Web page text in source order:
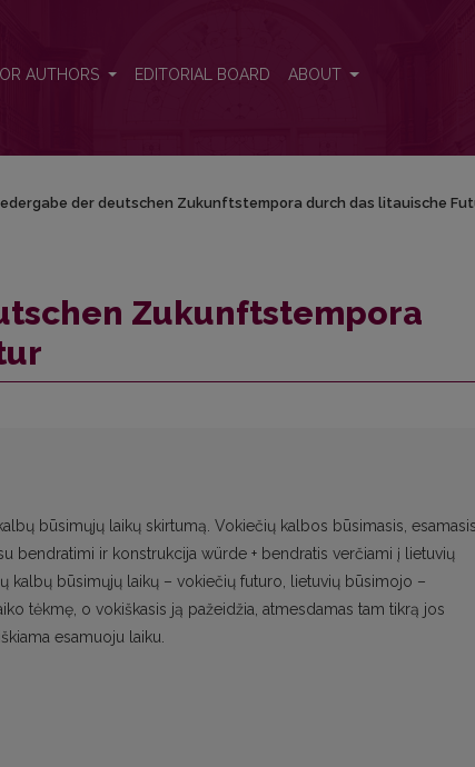
AUTHORS EDITORIAL BOARD ABOUT
der deutschen Zukunftstempora durch das litauische
Zukunftstempora
būsimųjų laikų skirtumą. Vokiečių kalbos būsimasis,
bendratimi ir konstrukcija würde + bendratis verčiami į lietuvių
kalbų būsimųjų laikų – vokiečių futuro, lietuvių būsimojo –
tėkmę, o vokiškasis ją pažeidžia, atmesdamas tam tikrą jos
esamuoju laiku.